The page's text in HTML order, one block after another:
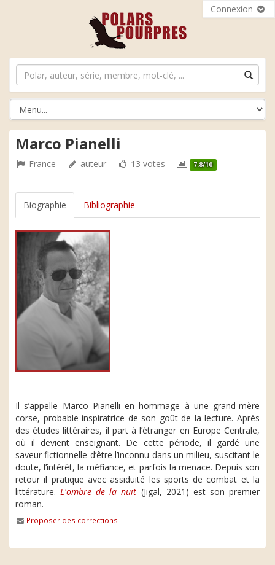
Connexion
Marco Pianelli
France auteur 13 votes 7.8/10
Biographie Bibliographie
Il s’appelle Marco Pianelli en hommage à une grand-mère
corse, probable inspiratrice de son goût de la lecture. Après
des études littéraires, il part à l’étranger en Europe Centrale,
où il devient enseignant. De cette période, il gardé une
saveur fictionnelle d’être l’inconnu dans un milieu, suscitant le
doute, l’intérêt, la méfiance, et parfois la menace. Depuis son
retour il pratique avec assiduité les sports de combat et la
littérature.L'ombre de la nuit (Jigal, 2021) est son premier
roman.
Proposer des corrections